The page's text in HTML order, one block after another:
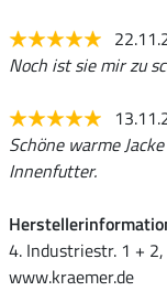
Noch ist sie mir zu
Schöne warme
Innenfutter.
4. Industriestr. 1 +
www.kraemer.de